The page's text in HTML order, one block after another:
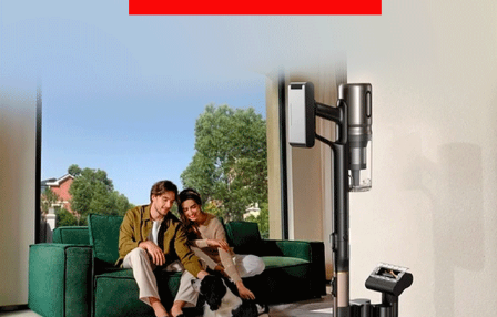
Обзор вертикального пылесоса Dreame Z40 AquaCycle
Pro: гибкий подход к уборке